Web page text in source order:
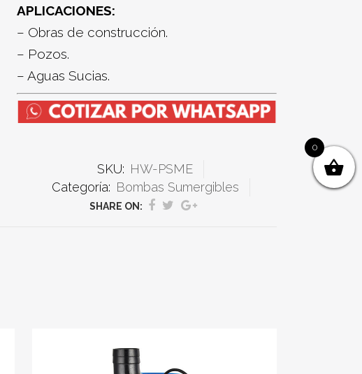
APLICACIONES:
– Obras de construcción.
– Pozos.
– Aguas Sucias.
SKU: HW-PSME
Categoría: Bombas Sumergibles
SHARE ON:
0